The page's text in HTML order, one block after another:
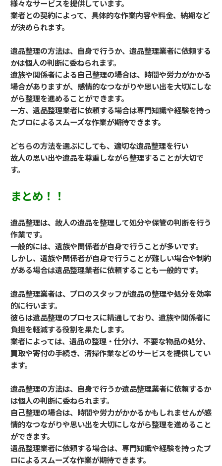
様々なサービスを提供しています。
業者との契約によって、具体的な作業内容や料金、納期など
が決められます。
遺品整理の方法は、自身で行うか、遺品整理業者に依頼する
かは個人の判断に委ねられます。
遺族や関係者による自己整理の場合は、時間や労力がかかる
場合がありますが、感情的なつながりや思い出を大切にしな
がら整理を進めることができます。
一方、遺品整理業者に依頼する場合は専門知識や経験を持っ
たプロによるスムーズな作業が期待できます。
どちらの方法を選ぶにしても、適切な遺品整理を行い
故人の思い出や遺品を尊重しながら整理することが大切で
す。
まとめ！！
遺品整理は、故人の遺品を整理して処分や保管の判断を行う
作業です。
一般的には、遺族や関係者が自身で行うことが多いです。
しかし、遺族や関係者が自身で行うことが難しい場合や制約
がある場合は遺品整理業者に依頼することも一般的です。
遺品整理業者は、プロのスタッフが遺品の整理や処分を効率
的に行います。
彼らは遺品整理のプロセスに精通しており、遺族や関係者に
負担を軽減する役割を果たします。
業者によっては、遺品の整理・仕分け、不要な物品の処分、
買取や寄付の手続き、清掃作業などのサービスを提供してい
ます。
遺品整理の方法は、自身で行うか遺品整理業者に依頼するか
は個人の判断に委ねられます。
自己整理の場合は、時間や労力がかかるかもしれませんが感
情的なつながりや思い出を大切にしながら整理を進めること
ができます。
遺品整理業者に依頼する場合は、専門知識や経験を持ったプ
ロによるスムーズな作業が期待できます。